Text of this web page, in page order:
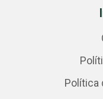
Política